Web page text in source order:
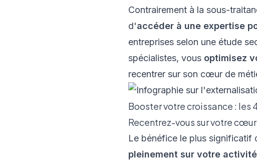
Contrairement à la sous-
d'accéder à une expertise
entreprises selon une étude
spécialistes, vous optimisez
recentrer sur son cœur de
Booster votre croissance :
Recentrez-vous sur votre
Le bénéfice le plus significatif
pleinement sur votre